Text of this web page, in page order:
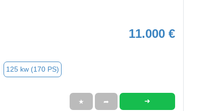
11.000 €
125 kw (170 PS)
★ ➦ ➜